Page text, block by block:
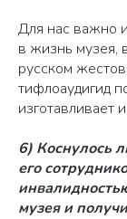
Для нас важно
в жизнь музея,
русском
тифлоаудигид
изготавливает
6) Коснулось
его
музея и